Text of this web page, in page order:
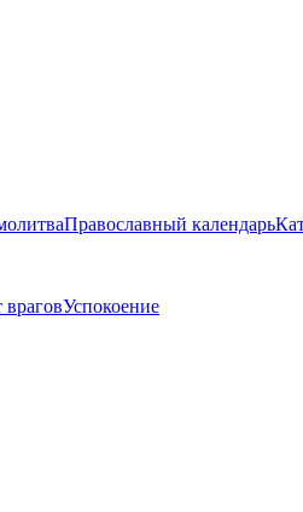
Православный календарь
Успокоение